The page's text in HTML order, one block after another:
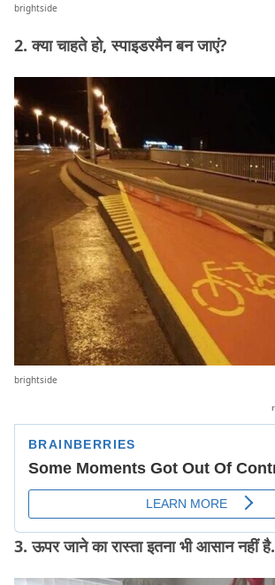
brightside
2. क्या चाहते हो, स्पाइडरमैन बन जाएं?
brightside
3. ऊपर जाने का रास्ता इतना भी आसान नहीं है.